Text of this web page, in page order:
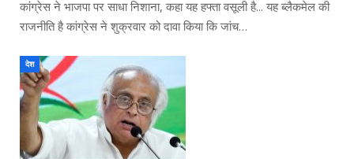
कांग्रेस ने भाजपा पर साधा निशाना, कहा यह हफ्ता वसूली है... यह ब्लैकमेल की
राजनीति है कांग्रेस ने शुक्रवार को दावा किया कि जांच…
देश